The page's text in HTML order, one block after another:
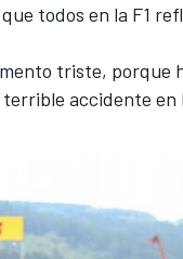
todos en la F1
triste, porque
accidente en